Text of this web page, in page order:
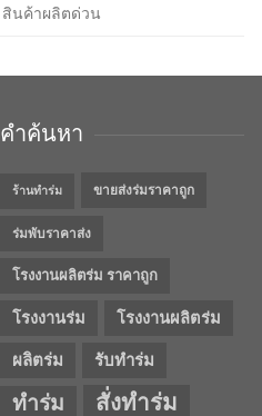
สินค้าผลิตด่วน
คำค้นหา
ร้านทำร่ม ขายส่งร่มราคาถูก
ร่มพับราคาส่ง
โรงงานผลิตร่ม ราคาถูก
โรงงานร่ม โรงงานผลิตร่ม
ผลิตร่ม รับทำร่ม
ทำร่ม
สั่งทำร่ม